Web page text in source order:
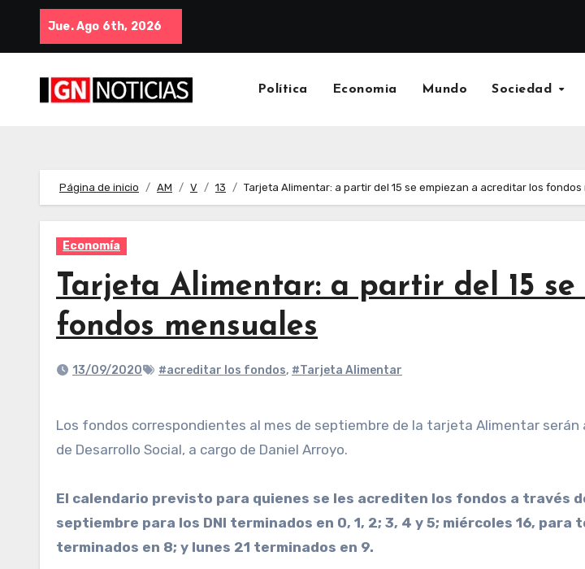
Jue. Ago 6th, 2026
Política Economia Mundo Sociedad
Página de inicio AM V 13 Tarjeta Alimentar: a partir del 15 se empiezan a acreditar los fondos
Economía
Tarjeta Alimentar: a partir del 15
fondos mensuales
13/09/2020 #acreditar los fondos, #Tarjeta Alimentar
Los fondos correspondientes al mes de septiembre de la tarjeta Alimentar serán acreditados a partir del próximo martes, según informó el Ministerio
de Desarrollo Social, a cargo de Daniel Arroyo.
El calendario previsto para quienes se les acrediten los fondos a través
septiembre para los DNI terminados en 0, 1, 2; 3, 4 y 5; miércoles 16,
terminados en 8; y lunes 21 terminados en 9.